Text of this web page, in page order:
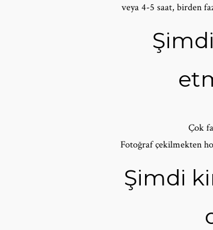
veya 4-5 saat, birden
Çok
Fotoğraf çekilmekten
Şimdi